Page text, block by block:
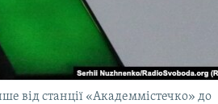
від станції «Академмістечко» до